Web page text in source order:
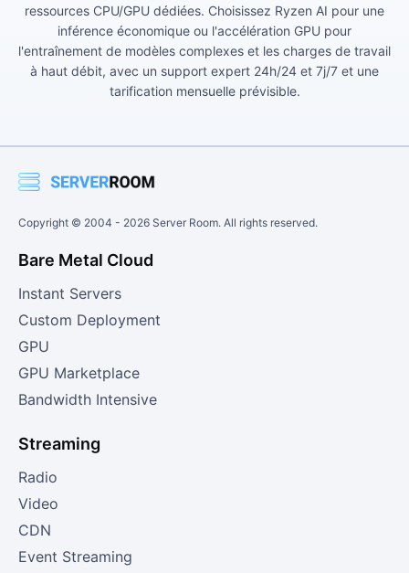
ressources CPU/GPU dédiées. Choisissez Ryzen AI pour une
inférence économique ou l'accélération GPU pour
l'entraînement de modèles complexes et les charges de travail
à haut débit, avec un support expert 24h/24 et 7j/7 et une
tarification mensuelle prévisible.
Copyright © 2004 - 2026 Server Room. All rights reserved.
Bare Metal Cloud
Instant Servers
Custom Deployment
GPU
GPU Marketplace
Bandwidth Intensive
Streaming
Radio
Video
CDN
Event Streaming